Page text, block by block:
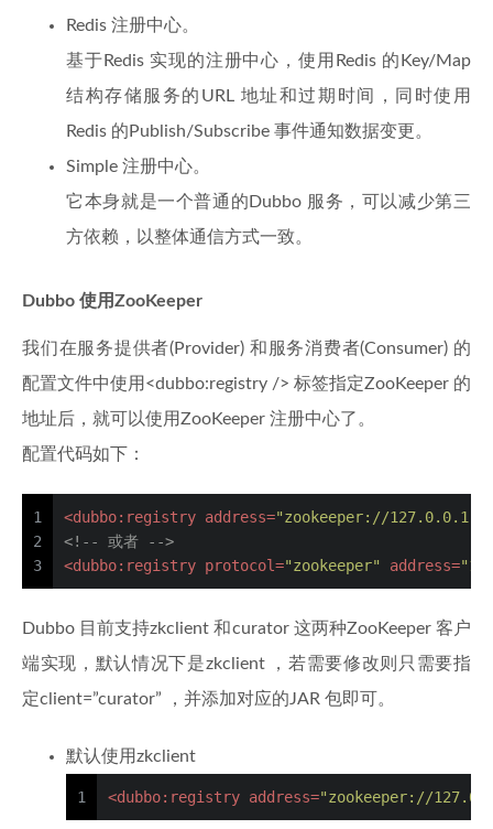
Redis 注册中心。
基于Redis 实现的注册中心，使用Redis 的Key/Map
结构存储服务的URL 地址和过期时间，同时使用
Redis 的Publish/Subscribe 事件通知数据变更。
Simple 注册中心。
它本身就是一个普通的Dubbo 服务，可以减少第三
方依赖，以整体通信方式一致。
Dubbo 使用ZooKeeper
我们在服务提供者(Provider) 和服务消费者(Consumer) 的
配置文件中使用<dubbo:registry /> 标签指定ZooKeeper 的
地址后，就可以使用ZooKeeper 注册中心了。
配置代码如下：
1
2
3
<dubbo:registry address="zookeeper://
<!-- 或者 -->
<dubbo:registry protocol="zookeeper" address=
Dubbo 目前支持zkclient 和curator 这两种ZooKeeper 客户
端实现，默认情况下是zkclient ，若需要修改则只需要指
定client=”curator” ，并添加对应的JAR 包即可。
默认使用zkclient
1 <dubbo:registry address="zookeeper://